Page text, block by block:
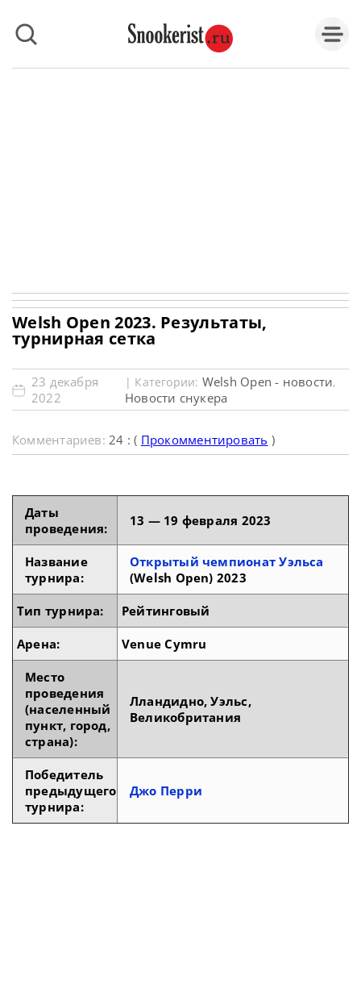
Welsh Open 2023. Результаты,
турнирная сетка
23 декабря
2022
| Категории: Welsh Open - новости,
Новости снукера
Комментариев:24 : ( Прокомментировать )
Даты
проведения:
13 — 19 февраля 2023
Название
турнира:
Открытый чемпионат Уэльса
(Welsh Open) 2023
Тип турнира: Рейтинговый
Арена: Venue Cymru
Место
проведения
(населенный
пункт, город,
страна):
Лландидно, Уэльс,
Великобритания
Победитель
предыдущего
турнира:
Джо Перри